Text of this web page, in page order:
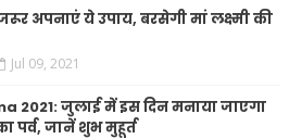
अपनाएं ये उपाय, बरसेगी मां लक्ष्मी की
Jul 09, 2021
2021: जुलाई में इस दिन मनाया जाएगा
पर्व, जानें शुभ मुहूर्त